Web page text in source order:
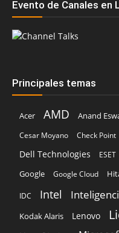
Evento de Canales en
Principales temas
Acer AMD Anand
Cesar Moyano
Check Point
Dell Technologies ESET
Google Google Cloud
IDC Intel
Kodak Alaris Lenovo